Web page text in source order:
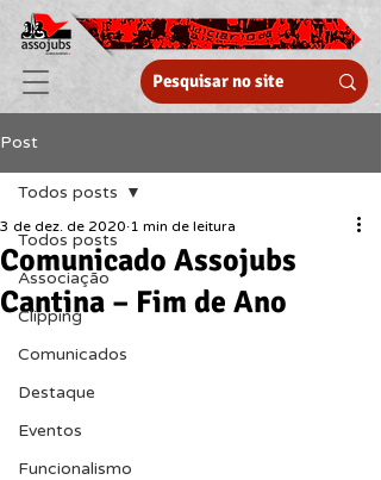
Post
Todos posts
Associação
Clipping
Comunicados
Destaque
Eventos
Funcionalismo
Todos posts
Comunicado Assojubs
Cantina – Fim de Ano
3 de dez. de 2020 1 min de leitura